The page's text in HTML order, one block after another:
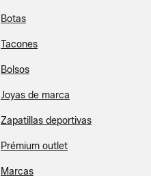
Botas
Tacones
Bolsos
Joyas de marca
Zapatillas deportivas
Prémium outlet
Marcas